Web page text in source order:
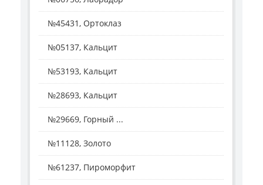
№45431, Ортоклаз
№05137, Кальцит
№53193, Кальцит
№28693, Кальцит
№29669, Горный ...
№11128, Золото
№61237, Пироморфит